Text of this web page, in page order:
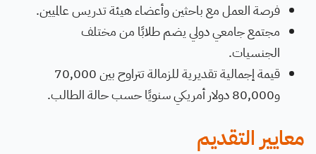
فرصة العمل مع باحثين وأعضاء هيئة تدريس عالميين.
مجتمع جامعي دولي يضم طلابًا من مختلف
الجنسيات.
قيمة إجمالية تقديرية للزمالة تتراوح بين 70,000
و80,000 دولار أمريكي سنويًا حسب حالة الطالب.
معايير التقديم